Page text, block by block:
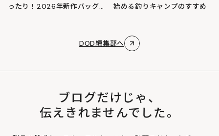
ったり！2026年新作バッグ
始める釣りキャンプのすすめ
DOD編集部へ
ブログだけじゃ、
伝えきれませんでした。